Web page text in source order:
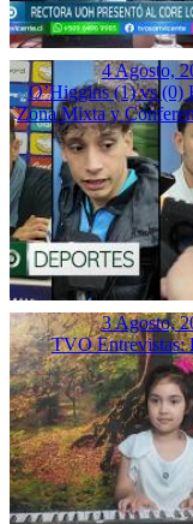
4 Agosto,
O’Higgins (1) vs (0)
Zona Mixta y
3 Agosto,
TVO Entrevistas: